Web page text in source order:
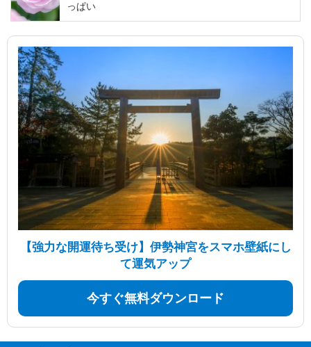
っぱい
【強力な開運待ち受け】伊勢神宮をスマホ壁紙にし
て運気アップ
今すぐ無料ダウンロード